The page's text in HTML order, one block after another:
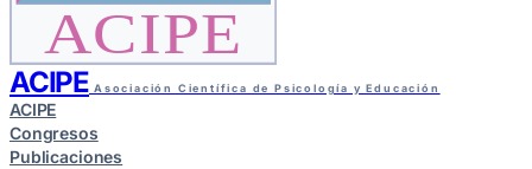
ACIPE
ACIPE Asociación Científica de Psicología y Educación
ACIPE
Congresos
Publicaciones